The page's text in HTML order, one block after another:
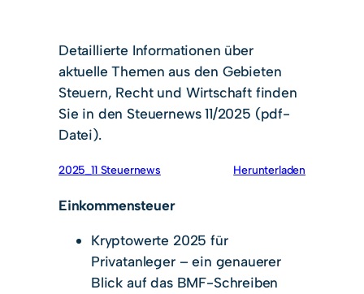
Detaillierte Informationen über
aktuelle Themen aus den Gebieten
Steuern, Recht und Wirtschaft finden
Sie in den Steuernews 11/2025 (pdf-
Datei).
2025_11 Steuernews Herunterladen
Einkommensteuer
Kryptowerte 2025 für
Privatanleger – ein genauerer
Blick auf das BMF-Schreiben